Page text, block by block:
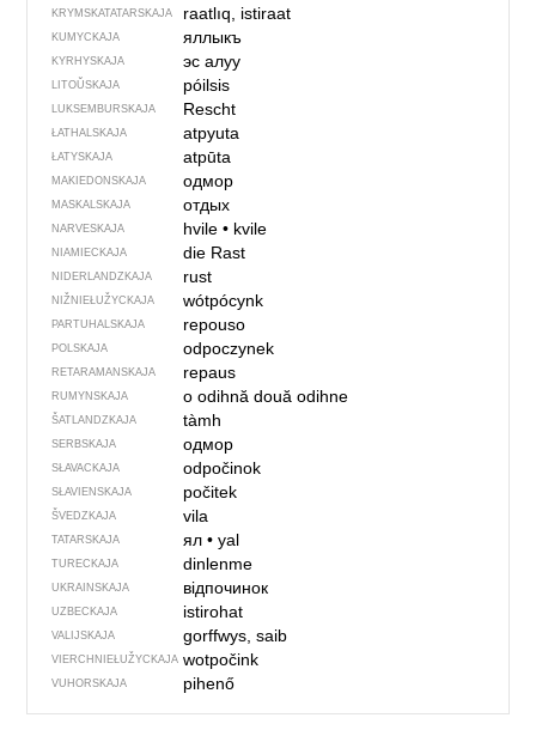
KRYMSKA­TATARSKAJA raatlıq, istiraat
KUMYCKAJA яллыкъ
KYRHYSKAJA эс алуу
LITOŬSKAJA póilsis
LUKSEMBURSKAJA Rescht
ŁATHALSKAJA atpyuta
ŁATYSKAJA atpūta
MAKIEDONSKAJA одмор
MASKALSKAJA отдых
NARVESKAJA hvile• kvile
NIAMIECKAJA die Rast
NIDERLANDZKAJA rust
NIŽNIEŁUŽYCKAJA wótpócynk
PARTUHALSKAJA repouso
POLSKAJA odpoczynek
RETARAMANSKAJA repaus
RUMYNSKAJA o odihnădouă odihne
ŠATLANDZKAJA tàmh
SERBSKAJA одмор
SŁAVACKAJA odpočinok
SŁAVIENSKAJA počitek
ŠVEDZKAJA vila
TATARSKAJA ял• yal
TURECKAJA dinlenme
UKRAINSKAJA відпочинок
UZBECKAJA istirohat
VALIJSKAJA gorffwys, saib
VIERCHNIE­ŁUŽYCKAJA wotpočink
VUHORSKAJA pihenő